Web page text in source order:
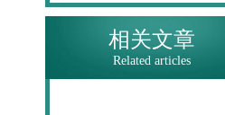
相关文章
Related articles